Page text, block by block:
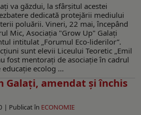
va găzdui, la sfârșitul acestei
dedicată protejării mediului
poluării. Vineri, 22 mai, începând
Mic, Asociația "Grow Up" Galați
intitulat „Forumul Eco-liderilor”.
sunt elevii Liceului Teoretic „Emil
fost mentorați de asociație în cadrul
ecolog ...
Galați, amendat și închis
| Publicat în ECONOMIE